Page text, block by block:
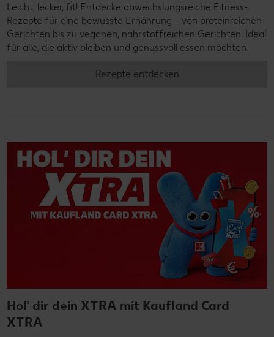
Leicht, lecker, fit! Entdecke abwechslungsreiche Fitness-
Rezepte für eine bewusste Ernährung – von proteinreichen
Gerichten bis zu veganen, nährstoffreichen Gerichten. Ideal
für alle, die aktiv bleiben und genussvoll essen möchten.
Rezepte entdecken
Hol' dir dein XTRA mit Kaufland Card
XTRA